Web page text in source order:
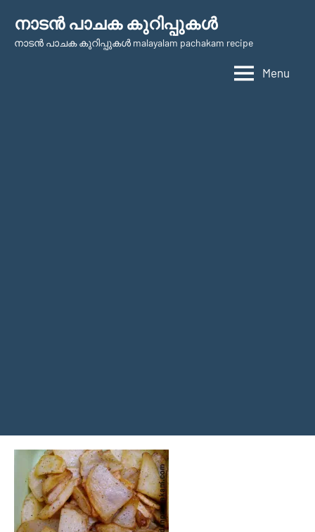
content
നാടന്‍ പാചക കുറിപ്പുകള്‍
നാടന്‍ പാചക കുറിപ്പുകള്‍ malayalam pachakam recipe
Menu